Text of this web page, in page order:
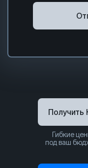
Получить
Гибкие
под ваш